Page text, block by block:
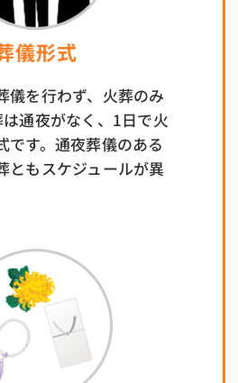
儀形式
儀を行わず、火葬のみ
通夜がなく、1日で火
です。通夜葬儀のある
ともスケジュールが異